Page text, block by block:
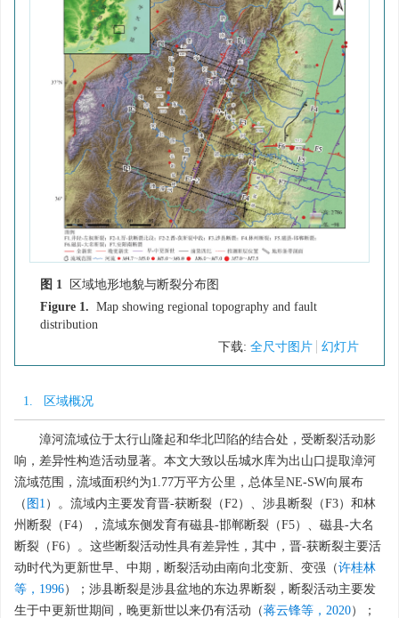
图 1
区域地形地貌与断裂分布图
Figure 1. Map showing regional topography and fault
distribution
下载: 全尺寸图片 幻灯片
1. 区域概况
漳河流域位于太行山隆起和华北凹陷的结合处，受断裂活动影
响，差异性构造活动显著。本文大致以岳城水库为出山口提取漳河
流域范围，流域面积约为1.77万平方公里，总体呈NE-SW向展布
（ 图1 ）。流域内主要发育晋-获断裂（F2）、涉县断裂（F3）和林
州断裂（F4），流域东侧发育有磁县-邯郸断裂（F5）、磁县-大名
断裂（F6）。这些断裂活动性具有差异性，其中，晋-获断裂主要活
动时代为更新世早、中期，断裂活动由南向北变新、变强（许桂林
等，1996）；涉县断裂是涉县盆地的东边界断裂，断裂活动主要发
生于中更新世期间，晚更新世以来仍有活动（蒋云锋等，2020）；